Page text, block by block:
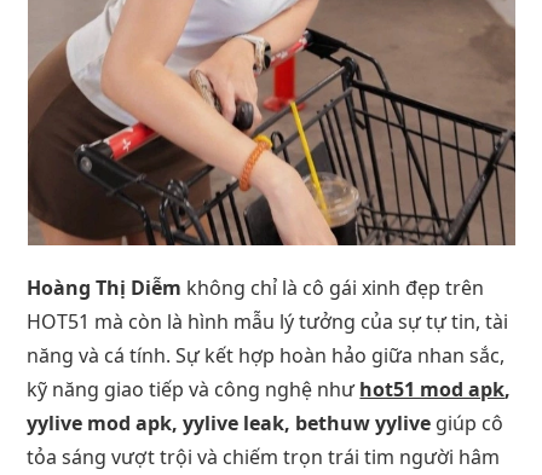
Hoàng Thị Diễm không chỉ là cô gái xinh đẹp trên
HOT51 mà còn là hình mẫu lý tưởng của sự tự tin, tài
năng và cá tính. Sự kết hợp hoàn hảo giữa nhan sắc,
kỹ năng giao tiếp và công nghệ nhưhot51 mod apk,
yylive mod apk, yylive leak, bethuw yylive giúp cô
tỏa sáng vượt trội và chiếm trọn trái tim người hâm